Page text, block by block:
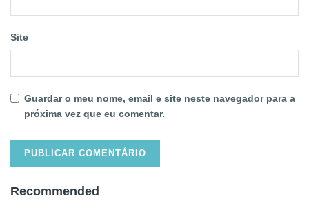
Site
Guardar o meu nome, email e site neste navegador para a
próxima vez que eu comentar.
Recommended